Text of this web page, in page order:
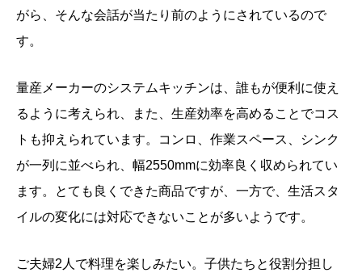
がら、そんな会話が当たり前のようにされているので
す。
量産メーカーのシステムキッチンは、誰もが便利に使え
るように考えられ、また、生産効率を高めることでコス
トも抑えられています。コンロ、作業スペース、シンク
が一列に並べられ、幅2550mmに効率良く収められてい
ます。とても良くできた商品ですが、一方で、生活スタ
イルの変化には対応できないことが多いようです。
ご夫婦2人で料理を楽しみたい。子供たちと役割分担し